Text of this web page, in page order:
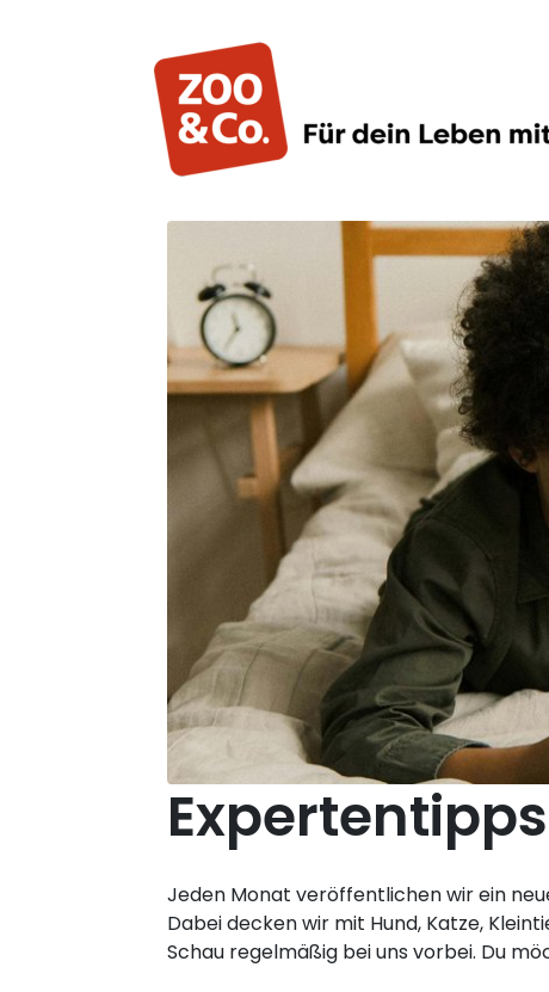
Jeden Monat veröffentlichen wir ein
Dabei decken wir mit Hund, Katze,
Schau regelmäßig bei uns vorbei. Du